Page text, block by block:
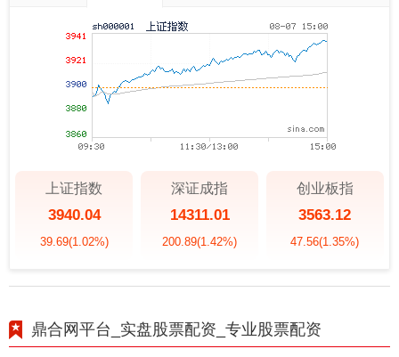
上证指数
3940.04
39.69(1.02%)
深证成指
14311.01
200.89(1.42%)
创业板指
3563.12
47.56(1.35%)
鼎合网平台_实盘股票配资_专业股票配资